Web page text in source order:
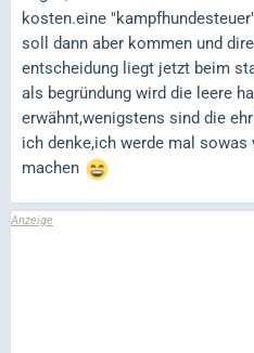
kosten.eine
soll dann aber kommen und
entscheidung liegt jetzt beim
als begründung wird die leere
erwähnt,wenigstens sind die
ich denke,ich werde mal
machen